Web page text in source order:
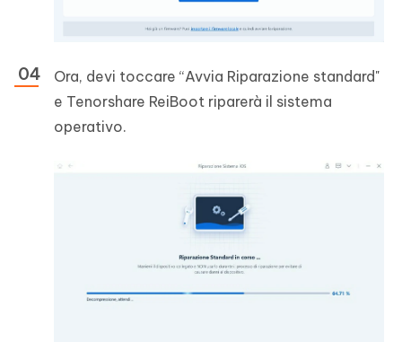
Ora, devi toccare “Avvia Riparazione standard"
e Tenorshare ReiBoot riparerà il sistema
operativo.